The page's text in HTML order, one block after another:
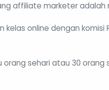
affiliate marketer
kelas online dengan
sehari atau 30 orang